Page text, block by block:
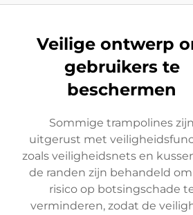
Veilige ontwerp
gebruikers te
beschermen
Sommige trampolines zijn
uitgerust met
zoals veiligheidsnets en
de randen zijn behandeld
risico op botsingschade
verminderen, zodat de